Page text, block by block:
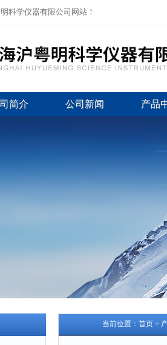
科学仪器有限公司网站！
简介 公司新闻 产品
当前位置： 首页 >